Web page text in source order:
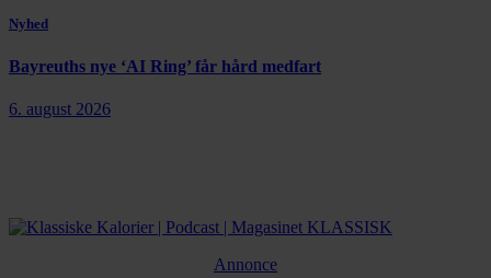
Nyhed
Bayreuths nye ‘AI Ring’ får hård medfart
6. august 2026
Annonce